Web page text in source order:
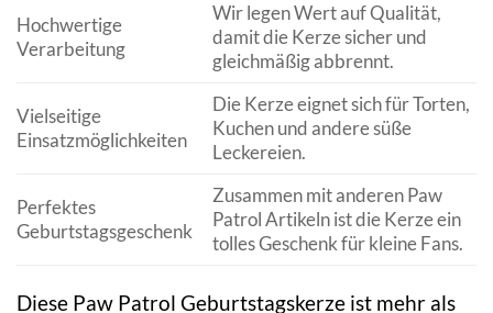
Hochwertige
Verarbeitung
Wir legen Wert auf Qualität,
damit die Kerze sicher und
gleichmäßig abbrennt.
Vielseitige
Einsatzmöglichkeiten
Die Kerze eignet sich für Torten,
Kuchen und andere süße
Leckereien.
Perfektes
Geburtstagsgeschenk
Zusammen mit anderen Paw
Patrol Artikeln ist die Kerze ein
tolles Geschenk für kleine Fans.
Diese Paw Patrol Geburtstagskerze ist mehr als